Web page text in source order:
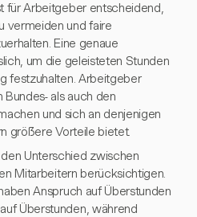
für Arbeitgeber entscheidend,
vermeiden und faire
Eine genaue
um die geleisteten Stunden
festzuhalten. Arbeitgeber
als auch den
und sich an denjenigen
größere Vorteile bietet.
Unterschied zwischen
Mitarbeitern berücksichtigen.
Anspruch auf Überstunden
Überstunden, während